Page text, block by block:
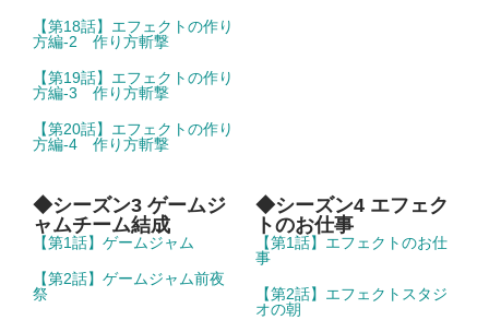
【第18話】エフェクトの作り
方編-2 作り方斬撃
【第19話】エフェクトの作り
方編-3 作り方斬撃
【第20話】エフェクトの作り
方編-4 作り方斬撃
◆シーズン3 ゲームジ
ャムチーム結成
【第1話】ゲームジャム
【第2話】ゲームジャム前夜
祭
◆シーズン4 エフェク
トのお仕事
【第1話】エフェクトのお仕
事
【第2話】エフェクトスタジ
オの朝